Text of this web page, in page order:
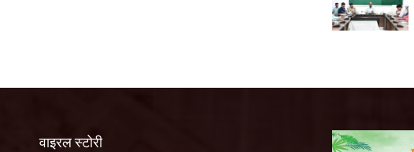
वाइरल स्टोरी